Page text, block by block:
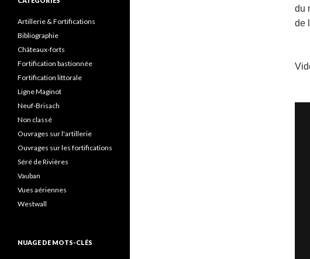
du
de
Artillerie & Fortifications
Bibliographie
Châteaux-forts
Fortification bastionnée
Fortification littorale
Ligne Maginot
Neuf-Brisach
Non classé
Ouvrages sur l'artillerie
Ouvrages sur les fortifications
Séré de Rivières
Vauban
Vues aériennes
Westwall
NUAGE DE MOTS-CLÉS